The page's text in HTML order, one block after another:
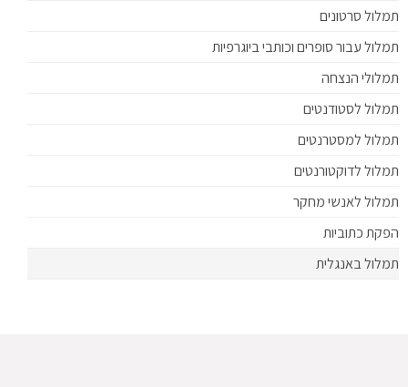
תמלול סרטונים
תמלול עבור סופרים וכותבי ביוגרפיות
תמלולי הנצחה
תמלול לסטודנטים
תמלול למסטרנטים
תמלול לדוקטורנטים
תמלול לאנשי מחקר
הפקת כתוביות
תמלול באנגלית